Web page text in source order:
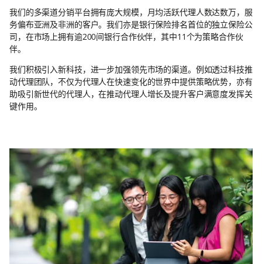
我们的多渠道分销平台拥有庞大规模，月均活跃代理人数达数万，服
务偏布亚洲及非洲的客户。我们亦是银行保险排名首位的独立保险公
司，在市场上拥有逾200间银行合作伙伴，其中11个为策略合作伙
伴。
我们积极引入新科技，进一步加强领先市场的渠道。例如透过科技推
动代理团队，不仅为代理人在快速变化的世界中提供策略优势，亦有
助吸引新世代的代理人，在推动代理人增长及提升客户满意度发挥关
键作用。